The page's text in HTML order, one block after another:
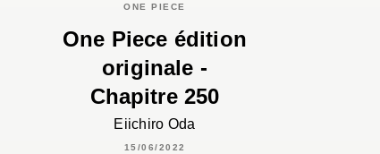
ONE PIECE
One Piece édition
originale -
Chapitre 250
Eiichiro Oda
15/06/2022